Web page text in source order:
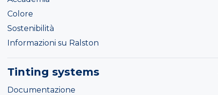
Colore
Sostenibilità
Informazioni su Ralston
Tinting systems
Documentazione